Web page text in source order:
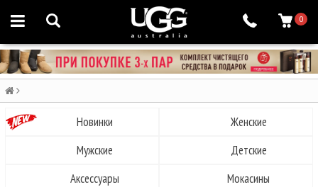
0
Новинки
Женские
Мужские
Детские
Аксессуары
Мокасины